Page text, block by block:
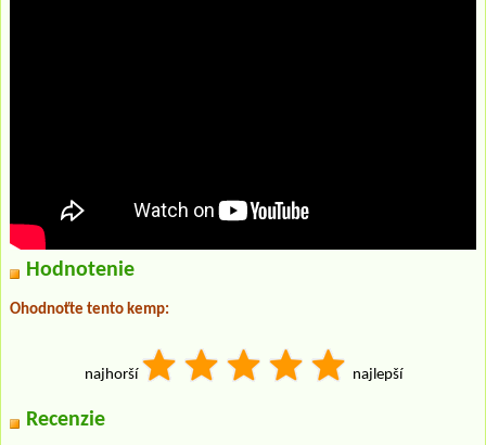
Hodnotenie
Ohodnoťte tento kemp:
najhorší najlepší
Recenzie